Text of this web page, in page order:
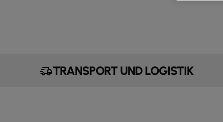
delivery_truck_speedTRANSPORT UND LOGISTIK